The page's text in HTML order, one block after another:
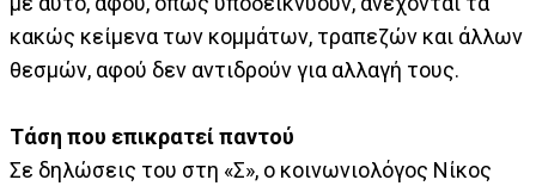
κακώς κείμενα των κομμάτων, τραπεζών και άλλων
θεσμών, αφού δεν αντιδρούν για αλλαγή τους.
Τάση που επικρατεί παντού
Σε δηλώσεις του στη «Σ», ο κοινωνιολόγος Νίκος